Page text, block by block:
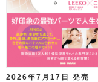
2026年7月17日 発売